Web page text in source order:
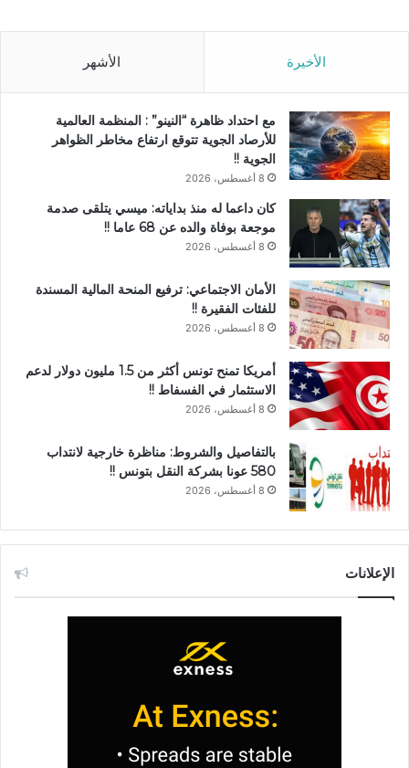
الأخيرة الأشهر
مع احتداد ظاهرة “النينو” : المنظمة العالمية
للأرصاد الجوية تتوقع ارتفاع مخاطر الظواهر
الجوية !!
8 أغسطس، 2026
كان داعما له منذ بداياته: ميسي يتلقى صدمة
موجعة بوفاة والده عن 68 عاما !!
8 أغسطس، 2026
الأمان الاجتماعي: ترفيع المنحة المالية المسندة
للفئات الفقيرة !!
8 أغسطس، 2026
أمريكا تمنح تونس أكثر من 1.5 مليون دولار لدعم
الاستثمار في الفسفاط !!
8 أغسطس، 2026
بالتفاصيل والشروط: مناظرة خارجية لانتداب
580 عونا بشركة النقل بتونس !!
8 أغسطس، 2026
الإعلانات